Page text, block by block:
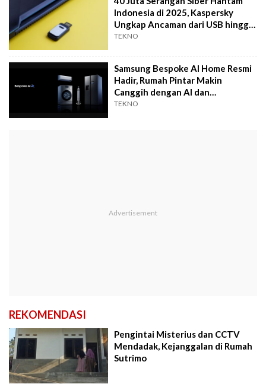
Indonesia di 2025, Kaspersky
Ungkap Ancaman dari USB hingga
Laptop
TEKNO
Samsung Bespoke AI Home Resmi
Hadir, Rumah Pintar Makin
Canggih dengan AI dan
SmartThings
TEKNO
REKOMENDASI
Pengintai Misterius dan CCTV
Mendadak, Kejanggalan di Rumah
Sutrimo